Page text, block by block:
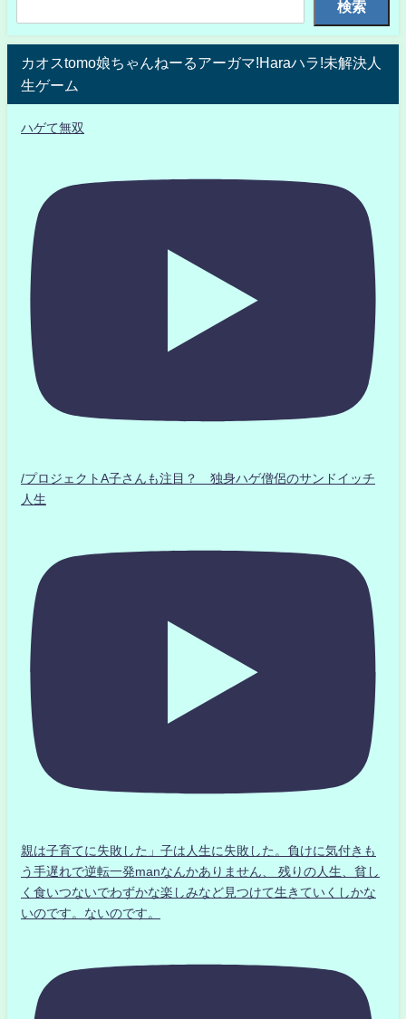
検索
カオスtomo娘ちゃんねーるアーガマ!Haraハラ!未解決人
生ゲーム
ハゲて無双
/プロジェクトA子さんも注目？ 独身ハゲ僧侶のサンドイッチ
人生
親は子育てに失敗した」子は人生に失敗した。負けに気付きも
う手遅れで逆転一発manなんかありません、 残りの人生、貧し
く食いつないでわずかな楽しみなど見つけて生きていくしかな
いのです。ないのです。